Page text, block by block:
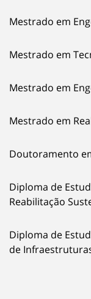
Mestrado em
Mestrado em
Mestrado em
Mestrado em
Doutoramento
Diploma de
Reabilitação
Diploma de
de